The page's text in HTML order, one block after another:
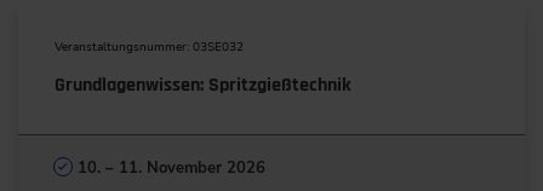
Veranstaltungsnummer: 03SE032
Grundlagenwissen: Spritzgießtechnik
10. – 11. November 2026